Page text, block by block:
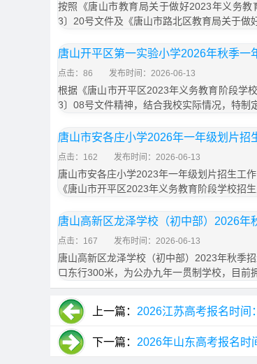
按照《唐山市教育局关于做好2023年义务
3〕20号文件及《唐山市路北区教育局关于做
唐山开平区第一实验小学2026年秋季一
点击：86 发布时间：2026-06-13
根据《唐山市开平区2023年义务教育阶段学
3〕08号文件精神，结合我校实际情况，特制
唐山市安各庄小学2026年一年级划片招
点击：162 发布时间：2026-06-13
唐山市安各庄小学2023年一年级划片招生工
《唐山市开平区2023年义务教育阶段学校招
唐山高新区龙泽学校（初中部）2026年
点击：167 发布时间：2026-06-13
唐山高新区龙泽学校（初中部）2023年秋季
口东行300米，为公办九年一贯制学校，目前
上一篇： 2026江苏高考报名时间
下一篇： 2026年山东高考报名时